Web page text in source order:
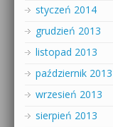
styczeń 2014
grudzień 2013
listopad 2013
październik 2013
wrzesień 2013
sierpień 2013